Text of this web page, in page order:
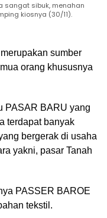
sangat sibuk, menahan
kiosnya (30/11).
sumber
orang khususnya
PASAR BARU yang
terdapat banyak
bergerak di usaha
yakni, pasar Tanah
PASSER BAROE
tekstil.